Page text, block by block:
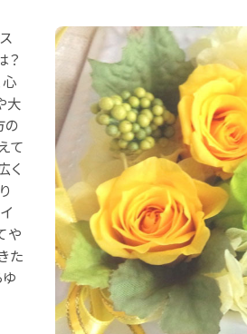
？
心
大
の
て
く
や
た